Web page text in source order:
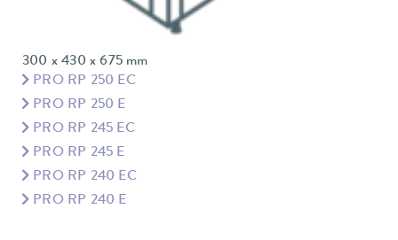
300 x 430 x 675 mm
PRO RP 250 EC
PRO RP 250 E
PRO RP 245 EC
PRO RP 245 E
PRO RP 240 EC
PRO RP 240 E